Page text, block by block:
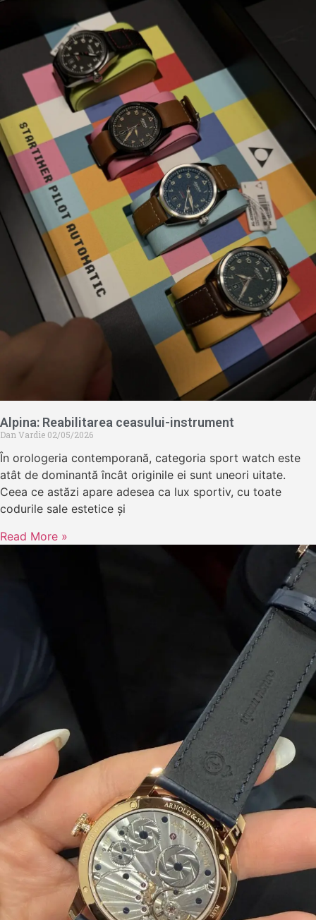
Alpina: Reabilitarea ceasului-instrument
Dan Vardie 02/05/2026
În orologeria contemporană, categoria sport watch este
atât de dominantă încât originile ei sunt uneori uitate.
Ceea ce astăzi apare adesea ca lux sportiv, cu toate
codurile sale estetice și
Read More »